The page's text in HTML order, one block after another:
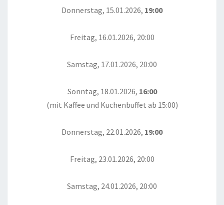
Donnerstag, 15.01.2026, 19:00
Freitag, 16.01.2026, 20:00
Samstag, 17.01.2026, 20:00
Sonntag, 18.01.2026, 16:00
(mit Kaffee und Kuchenbuffet ab 15:00)
Donnerstag, 22.01.2026, 19:00
Freitag, 23.01.2026, 20:00
Samstag, 24.01.2026, 20:00